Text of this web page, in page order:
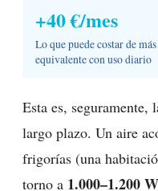
+40 €/mes
Lo que puede costar de
equivalente con uso diario
Esta es, seguramente,
largo plazo. Un aire
frigorías (una
torno a 1.000–1.200 W